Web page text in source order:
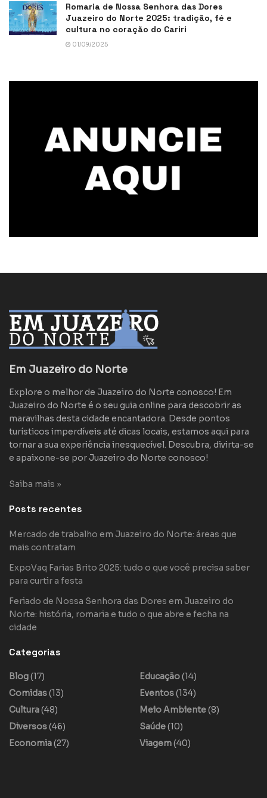
Romaria de Nossa Senhora das Dores
Juazeiro do Norte 2025: tradição, fé e
cultura no coração do Cariri
01/09/2025
Em Juazeiro do Norte
Explore o melhor de Juazeiro do Norte conosco! Em
Juazeiro do Norte é o seu guia online para descobrir as
maravilhas desta cidade encantadora. Desde pontos
turísticos imperdíveis até dicas locais, estamos aqui para
tornar a sua experiência inesquecível. Descubra, divirta-se
e apaixone-se por Juazeiro do Norte conosco!
Saiba mais »
Posts recentes
Mercado de trabalho em Juazeiro do Norte: áreas que
mais contratam
ExpoVaq Farias Brito 2025: tudo o que você precisa saber
para curtir a festa
Feriado de Nossa Senhora das Dores em Juazeiro do
Norte: história, romaria e tudo o que abre e fecha na
cidade
Categorias
Blog(17)
Comidas(13)
Cultura(48)
Diversos(46)
Economia(27)
Educação(14)
Eventos(134)
Meio Ambiente(8)
Saúde(10)
Viagem(40)